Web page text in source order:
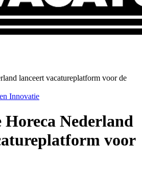
lanceert vacatureplatform voor de
Innovatie
Nederland
voor